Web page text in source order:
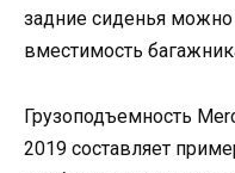
задние сиденья можно
вместимость
Грузоподъемность
2019 составляет